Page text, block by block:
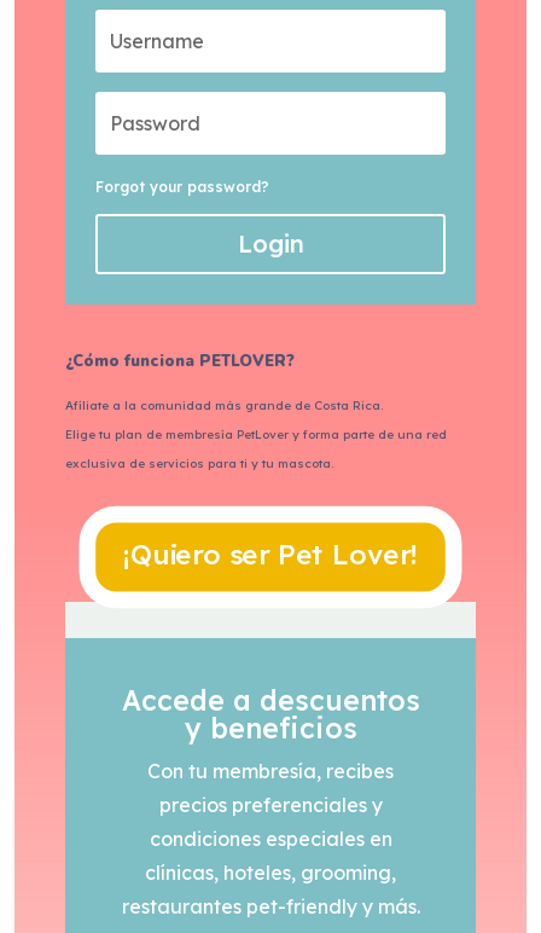
Forgot your password?
Login
¿Cómo funciona PETLOVER?
Afíliate a la comunidad más grande de Costa Rica.
Elige tu plan de membresía PetLover y forma parte de una red
exclusiva de servicios para ti y tu mascota.
¡Quiero ser Pet Lover!
Accede a descuentos
y beneficios
Con tu membresía, recibes
precios preferenciales y
condiciones especiales en
clínicas, hoteles, grooming,
restaurantes pet-friendly y más.